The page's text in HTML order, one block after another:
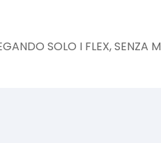
SOLO I FLEX, SENZA